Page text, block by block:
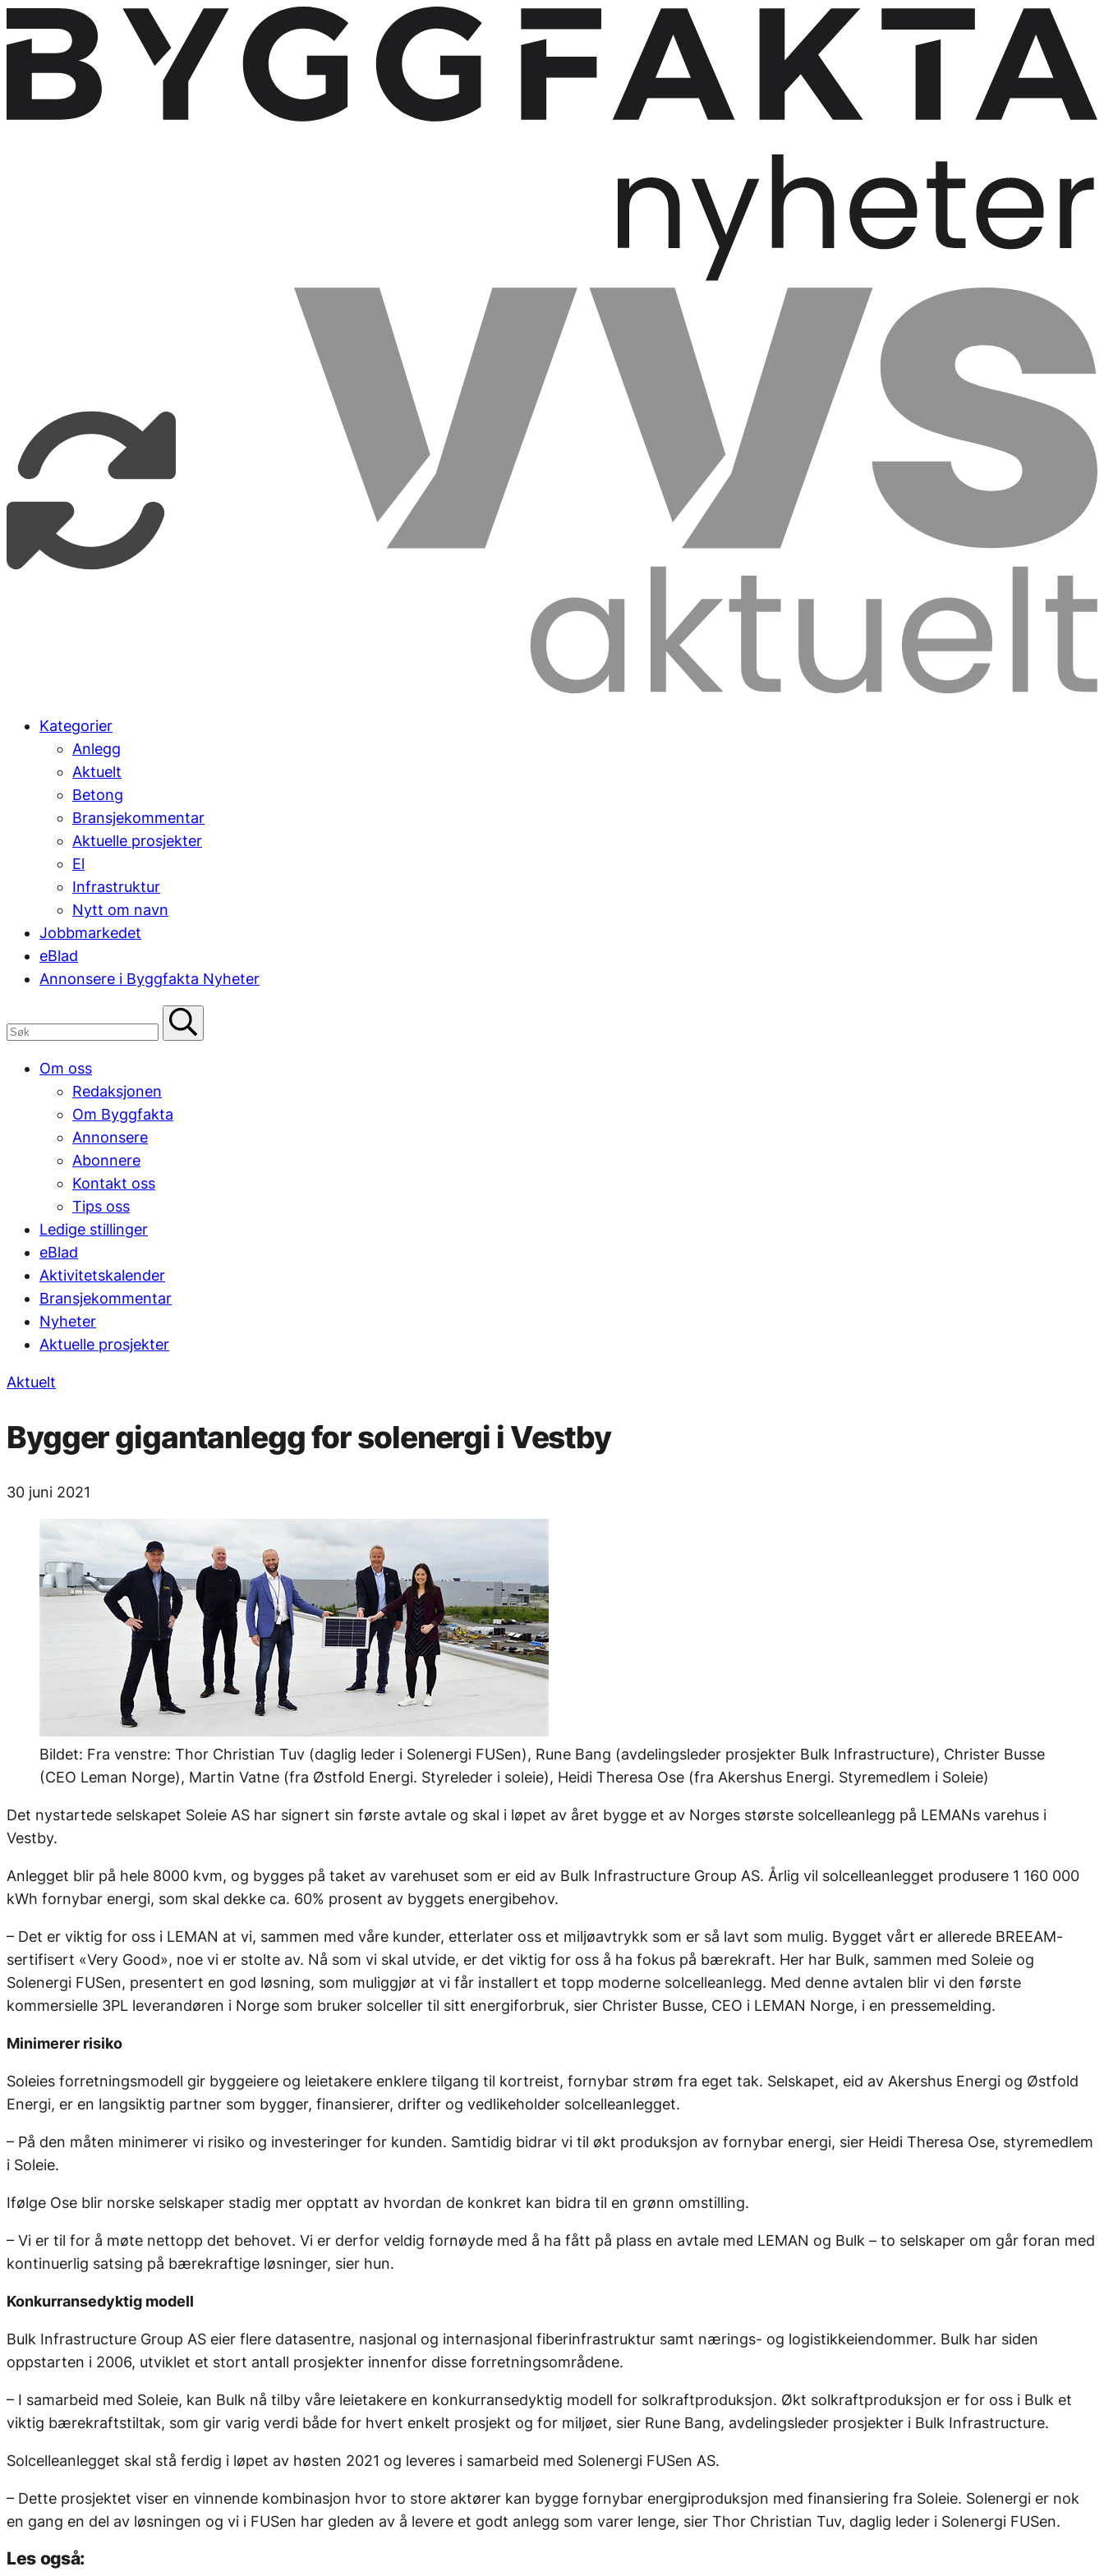
Kategorier
Anlegg
Aktuelt
Betong
Bransjekommentar
Aktuelle prosjekter
El
Infrastruktur
Nytt om navn
Jobbmarkedet
eBlad
Annonsere i Byggfakta Nyheter
Om oss
Redaksjonen
Om Byggfakta
Annonsere
Abonnere
Kontakt oss
Tips oss
Ledige stillinger
eBlad
Aktivitetskalender
Bransjekommentar
Nyheter
Aktuelle prosjekter
Aktuelt
Bygger gigantanlegg for solenergi i Vestby
30 juni 2021
Bildet: Fra venstre: Thor Christian Tuv (daglig leder i Solenergi FUSen), Rune Bang (avdelingsleder prosjekter Bulk Infrastructure), Christer Busse
(CEO Leman Norge), Martin Vatne (fra Østfold Energi. Styreleder i soleie), Heidi Theresa Ose (fra Akershus Energi. Styremedlem i Soleie)
Det nystartede selskapet Soleie AS har signert sin første avtale og skal i løpet av året bygge et av Norges største solcelleanlegg på LEMANs varehus i
Vestby.
Anlegget blir på hele 8000 kvm, og bygges på taket av varehuset som er eid av Bulk Infrastructure Group AS. Årlig vil solcelleanlegget produsere 1 160 000
kWh fornybar energi, som skal dekke ca. 60% prosent av byggets energibehov.
– Det er viktig for oss i LEMAN at vi, sammen med våre kunder, etterlater oss et miljøavtrykk som er så lavt som mulig. Bygget vårt er allerede BREEAM-
sertifisert «Very Good», noe vi er stolte av. Nå som vi skal utvide, er det viktig for oss å ha fokus på bærekraft. Her har Bulk, sammen med Soleie og
Solenergi FUSen, presentert en god løsning, som muliggjør at vi får installert et topp moderne solcelleanlegg. Med denne avtalen blir vi den første
kommersielle 3PL leverandøren i Norge som bruker solceller til sitt energiforbruk, sier Christer Busse, CEO i LEMAN Norge, i en pressemelding.
Minimerer risiko
Soleies forretningsmodell gir byggeiere og leietakere enklere tilgang til kortreist, fornybar strøm fra eget tak. Selskapet, eid av Akershus Energi og Østfold
Energi, er en langsiktig partner som bygger, finansierer, drifter og vedlikeholder solcelleanlegget.
– På den måten minimerer vi risiko og investeringer for kunden. Samtidig bidrar vi til økt produksjon av fornybar energi, sier Heidi Theresa Ose, styremedlem
i Soleie.
Ifølge Ose blir norske selskaper stadig mer opptatt av hvordan de konkret kan bidra til en grønn omstilling.
– Vi er til for å møte nettopp det behovet. Vi er derfor veldig fornøyde med å ha fått på plass en avtale med LEMAN og Bulk – to selskaper om går foran med
kontinuerlig satsing på bærekraftige løsninger, sier hun.
Konkurransedyktig modell
Bulk Infrastructure Group AS eier flere datasentre, nasjonal og internasjonal fiberinfrastruktur samt nærings- og logistikkeiendommer. Bulk har siden
oppstarten i 2006, utviklet et stort antall prosjekter innenfor disse forretningsområdene.
– I samarbeid med Soleie, kan Bulk nå tilby våre leietakere en konkurransedyktig modell for solkraftproduksjon. Økt solkraftproduksjon er for oss i Bulk et
viktig bærekraftstiltak, som gir varig verdi både for hvert enkelt prosjekt og for miljøet, sier Rune Bang, avdelingsleder prosjekter i Bulk Infrastructure.
Solcelleanlegget skal stå ferdig i løpet av høsten 2021 og leveres i samarbeid med Solenergi FUSen AS.
– Dette prosjektet viser en vinnende kombinasjon hvor to store aktører kan bygge fornybar energiproduksjon med finansiering fra Soleie. Solenergi er nok
en gang en del av løsningen og vi i FUSen har gleden av å levere et godt anlegg som varer lenge, sier Thor Christian Tuv, daglig leder i Solenergi FUSen.
Les også: